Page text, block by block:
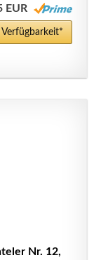
EUR
Verfügbarkeit*
Nr. 12,